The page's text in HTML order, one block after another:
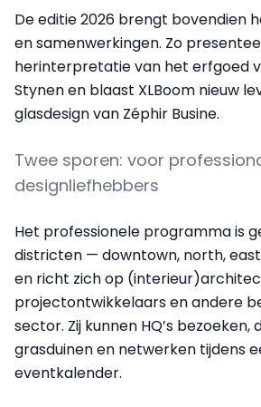
De editie 2026 brengt bovendien
en samenwerkingen. Zo
herinterpretatie van het erfgoed
Stynen en blaast XLBoom nieuw
glasdesign van Zéphir Busine.
Twee sporen: voor
designliefhebbers
Het professionele programma is
districten — downtown, north,
en richt zich op
projectontwikkelaars en andere
sector. Zij kunnen HQ’s
grasduinen en netwerken tijdens
eventkalender.